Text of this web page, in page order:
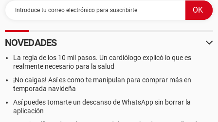
NOVEDADES
La regla de los 10 mil pasos. Un cardiólogo explicó lo que es
realmente necesario para la salud
¡No caigas! Así es como te manipulan para comprar más en
temporada navideña
Así puedes tomarte un descanso de WhatsApp sin borrar la
aplicación